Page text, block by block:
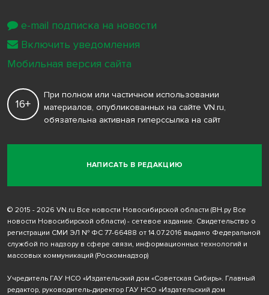
НАПИСАТЬ В РЕДАКЦИЮ
16+
При полном или частичном использовании
материалов, опубликованных на сайте VN.ru,
обязательна активная гиперссылка на сайт
© 2015 - 2026 VN.ru Все новости Новосибирской области (ВН.ру Все
новости Новосибирской области) - сетевое издание. Свидетельство о
регистрации СМИ ЭЛ № ФС 77-66488 от 14.07.2016 выдано Федеральной
службой по надзору в сфере связи, информационных технологий и
массовых коммуникаций (Роскомнадзор)
Учредитель ГАУ НСО «Издательский дом «Советская Сибирь». Главный
редактор, руководитель-директор ГАУ НСО «Издательский дом
e-mail подписка на новости
Включить уведомления
Мобильная версия сайта